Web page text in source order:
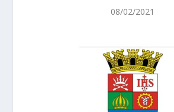
08/02/2021